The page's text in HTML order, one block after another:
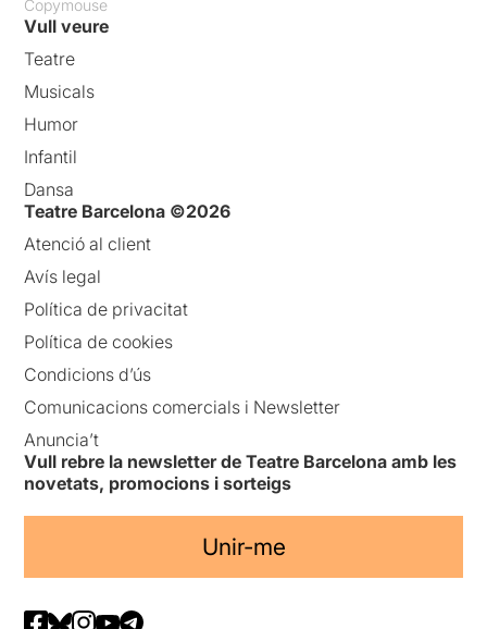
Copymouse
Vull veure
Teatre
Musicals
Humor
Infantil
Dansa
Teatre Barcelona ©2026
Atenció al client
Avís legal
Política de privacitat
Política de cookies
Condicions d’ús
Comunicacions comercials i Newsletter
Anuncia’t
Vull rebre la newsletter de Teatre Barcelona amb les
novetats, promocions i sorteigs
Unir-me